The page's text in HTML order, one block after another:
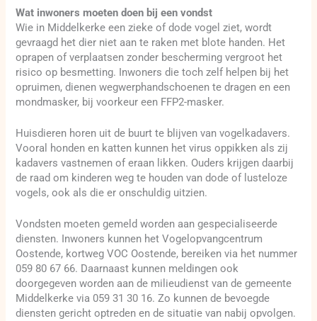
Wat inwoners moeten doen bij een vondst
Wie in Middelkerke een zieke of dode vogel ziet, wordt
gevraagd het dier niet aan te raken met blote handen. Het
oprapen of verplaatsen zonder bescherming vergroot het
risico op besmetting. Inwoners die toch zelf helpen bij het
opruimen, dienen wegwerphandschoenen te dragen en een
mondmasker, bij voorkeur een FFP2-masker.
Huisdieren horen uit de buurt te blijven van vogelkadavers.
Vooral honden en katten kunnen het virus oppikken als zij
kadavers vastnemen of eraan likken. Ouders krijgen daarbij
de raad om kinderen weg te houden van dode of lusteloze
vogels, ook als die er onschuldig uitzien.
Vondsten moeten gemeld worden aan gespecialiseerde
diensten. Inwoners kunnen het Vogelopvangcentrum
Oostende, kortweg VOC Oostende, bereiken via het nummer
059 80 67 66. Daarnaast kunnen meldingen ook
doorgegeven worden aan de milieudienst van de gemeente
Middelkerke via 059 31 30 16. Zo kunnen de bevoegde
diensten gericht optreden en de situatie van nabij opvolgen.